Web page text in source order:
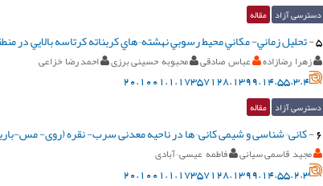
دسترسی آزاد مقاله
5
-تحليل زماني- مکاني محيط رسوبي نهشته¬هاي کربناته کرتاسه بالايي در
زهرا رضازاده عباس صادقی محبوبه حسینی برزی احمد رضا خزاعی
20.1001.1.17357128.1399.14.55.3.4
دسترسی آزاد مقاله
6
-کانی¬شناسی و شیمی کانی¬ها در ناحیه معدنی سرب- نقره (روی- مس-
مجید قاسمی سیانی فاطمه عیسی¬آبادی
20.1001.1.17357128.1399.14.55.2.3